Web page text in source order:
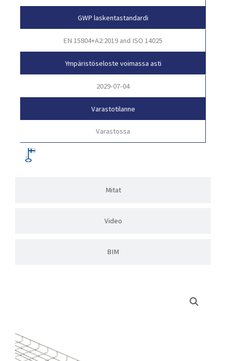
Mitat
Video
BIM
GWP laskentastandardi
EN 15804+A2:2019 and ISO 14025
Ympäristöseloste voimassa asti
2029-07-04
Varastotilanne
Varastossa